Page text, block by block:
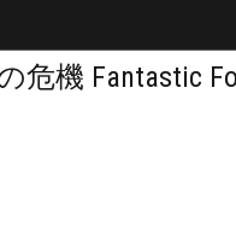
機 Fantastic